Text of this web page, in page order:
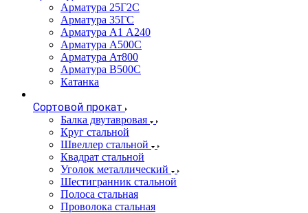
Арматура 25Г2С
Арматура 35ГС
Арматура А1 А240
Арматура А500С
Арматура Ат800
Арматура В500С
Катанка
Сортовой прокат
Балка двутавровая
Круг стальной
Швеллер стальной
Квадрат стальной
Уголок металлический
Шестигранник стальной
Полоса стальная
Проволока стальная